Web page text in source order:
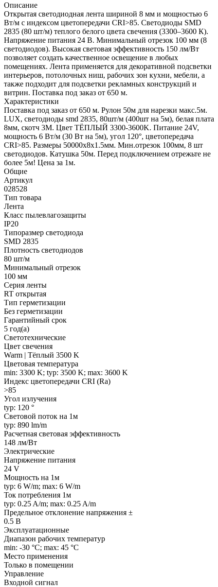
Описание
Открытая светодиодная лента шириной 8 мм и мощностью 6
Вт/м с индексом цветопередачи CRI>85. Светодиоды SMD
2835 (80 шт/м) теплого белого цвета свечения (3300–3600 К).
Напряжение питания 24 В. Минимальный отрезок 100 мм (8
светодиодов). Высокая световая эффективность 150 лм/Вт
позволяет создать качественное освещение в любых
помещениях. Лента применяется для декоративной подсветки
интерьеров, потолочных ниш, рабочих зон кухни, мебели, а
также подходит для подсветки рекламных конструкций и
витрин. Поставка под заказ от 650 м.
Характеристики
Поставка под заказ от 650 м. Рулон 50м для нарезки макс.5м.
LUX, светодиоды smd 2835, 80шт/м (400шт на 5м), белая плата
8мм, скотч 3М. Цвет ТЁПЛЫЙ 3300-3600K. Питание 24V,
мощность 6 Вт/м (30 Вт на 5м), угол 120°, цветопередача
CRI>85. Размеры 50000х8x1.5мм. Мин.отрезок 100мм, 8 шт
светодиодов. Катушка 50м. Перед подключением отрежьте не
более 5м! Цена за 1м.
Общие
Артикул
028528
Тип товара
Лента
Класс пылевлагозащиты
IP20
Типоразмер светодиода
SMD 2835
Плотность светодиодов
80 шт/м
Минимальный отрезок
100 мм
Серия ленты
RT открытая
Тип герметизации
Без герметизации
Гарантийный срок
5 год(а)
Светотехнические
Цвет свечения
Warm | Тёплый 3500 K
Цветовая температура
min: 3300 K; typ: 3500 K; max: 3600 K
Индекс цветопередачи CRI (Ra)
>85
Угол излучения
typ: 120 °
Световой поток на 1м
typ: 890 lm/m
Расчетная световая эффективность
148 лм/Вт
Электрические
Напряжение питания
24 V
Мощность на 1м
typ: 6 W/m; max: 6 W/m
Ток потребления 1м
typ: 0.25 A/m; max: 0.25 A/m
Предельное отклонение напряжения ±
0.5 В
Эксплуатационные
Диапазон рабочих температур
min: -30 °C; max: 45 °C
Место применения
Только в помещении
Управление
Входной сигнал